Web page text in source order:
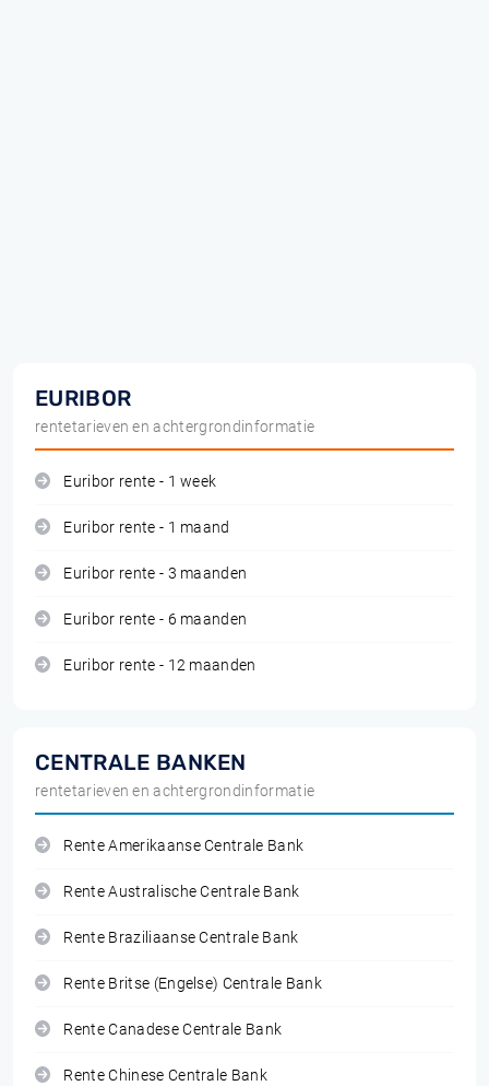
EURIBOR
rentetarieven en achtergrondinformatie
Euribor rente - 1 week
Euribor rente - 1 maand
Euribor rente - 3 maanden
Euribor rente - 6 maanden
Euribor rente - 12 maanden
CENTRALE BANKEN
rentetarieven en achtergrondinformatie
Rente Amerikaanse Centrale Bank
Rente Australische Centrale Bank
Rente Braziliaanse Centrale Bank
Rente Britse (Engelse) Centrale Bank
Rente Canadese Centrale Bank
Rente Chinese Centrale Bank